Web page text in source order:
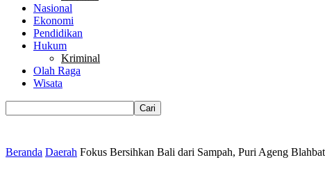
Nasional
Ekonomi
Pendidikan
Hukum
Kriminal
Olah Raga
Wisata
Beranda Daerah Fokus Bersihkan Bali dari Sampah, Puri Ageng